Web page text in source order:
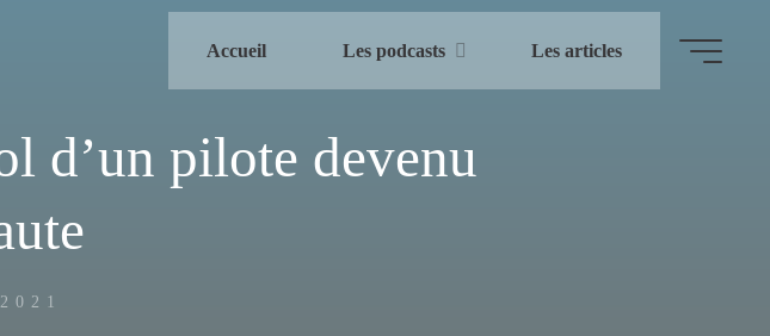
Accueil Les podcasts Les articles
d’un pilote devenu